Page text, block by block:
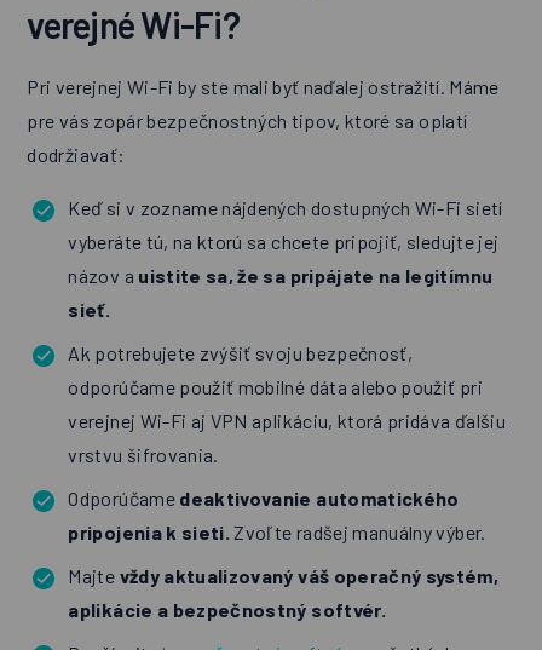
verejné Wi-Fi?
Pri verejnej Wi-Fi by ste mali byť naďalej ostražití. Máme
pre vás zopár bezpečnostných tipov, ktoré sa oplatí
dodržiavať:
Keď si v zozname nájdených dostupných Wi-Fi sietí
vyberáte tú, na ktorú sa chcete pripojiť, sledujte jej
názov a uistite sa, že sa pripájate na legitímnu
sieť.
Ak potrebujete zvýšiť svoju bezpečnosť,
odporúčame použiť mobilné dáta alebo použiť pri
verejnej Wi-Fi aj VPN aplikáciu, ktorá pridáva ďalšiu
vrstvu šifrovania.
Odporúčame deaktivovanie automatického
pripojenia k sieti.Zvoľte radšej manuálny výber.
Majte vždy aktualizovaný váš operačný systém,
aplikácie a bezpečnostný softvér.